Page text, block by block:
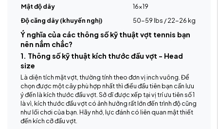
Mật độ dây
16x19
Độ căng dây (khuyến nghị)
50-59 lbs / 22-26 kg
Ý nghĩa của các thông số kỹ thuật vợt tennis bạn
nên nắm chắc?
1. Thông số kỹ thuật kích thước đầu vợt - Head
size
Là diện tích mặt vợt, thường tính theo đơn vị inch vuông. Để
chọn được một cây phù hợp nhất thì điều đầu tiên bạn cần lưu
ý đến là kích thước đầu vợt. Sở dĩ được xếp tại vị trí ưu tiên số 1
là vì, kích thước đầu vợt có ảnh hưởng rất lớn đến trình độ cũng
như lối chơi của bạn. Hãy nhớ, lực đánh có liên quan mật thiết
đến kích cỡ đầu vợt.